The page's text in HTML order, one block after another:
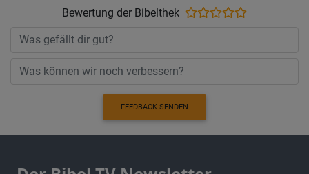
Bewertung der Bibelthek
FEEDBACK SENDEN